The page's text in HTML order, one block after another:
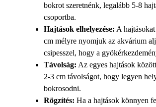
bokrot szeretnénk, legalább 5-8
csoportba.
Hajtások elhelyezése: A
cm mélyre nyomjuk az akvárium
csipesszel, hogy a
Távolság: Az egyes hajtások
2-3 cm távolságot, hogy legyen
bokrosodni.
Rögzítés: Ha a hajtások könnyen